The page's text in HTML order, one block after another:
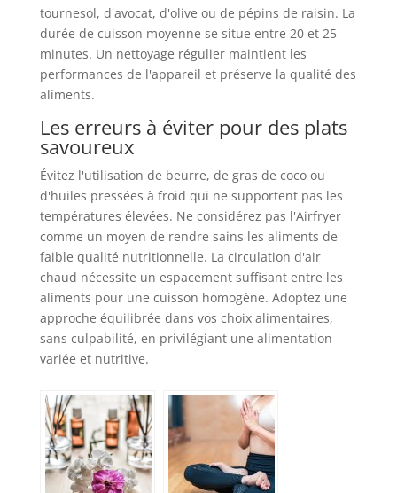
tournesol, d'avocat, d'olive ou de pépins de raisin. La
durée de cuisson moyenne se situe entre 20 et 25
minutes. Un nettoyage régulier maintient les
performances de l'appareil et préserve la qualité des
aliments.
Les erreurs à éviter pour des plats
savoureux
Évitez l'utilisation de beurre, de gras de coco ou
d'huiles pressées à froid qui ne supportent pas les
températures élevées. Ne considérez pas l'Airfryer
comme un moyen de rendre sains les aliments de
faible qualité nutritionnelle. La circulation d'air
chaud nécessite un espacement suffisant entre les
aliments pour une cuisson homogène. Adoptez une
approche équilibrée dans vos choix alimentaires,
sans culpabilité, en privilégiant une alimentation
variée et nutritive.